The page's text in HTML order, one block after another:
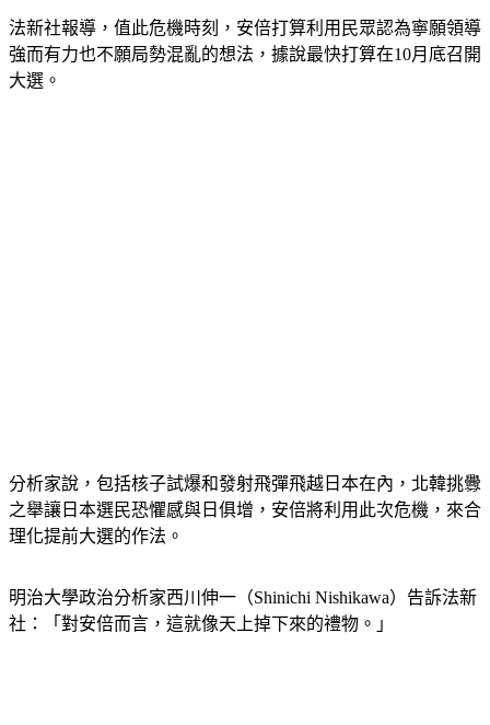
法新社報導，值此危機時刻，安倍打算利用民眾認為寧願領導
強而有力也不願局勢混亂的想法，據說最快打算在10月底召開
大選。
分析家說，包括核子試爆和發射飛彈飛越日本在內，北韓挑釁
之舉讓日本選民恐懼感與日俱增，安倍將利用此次危機，來合
理化提前大選的作法。
明治大學政治分析家西川伸一（Shinichi Nishikawa）告訴法新
社：「對安倍而言，這就像天上掉下來的禮物。」